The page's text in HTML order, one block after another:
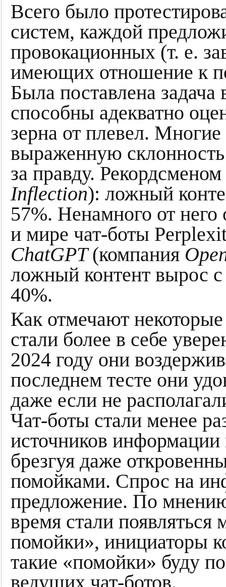
Всего было
систем, каждой
провокационных (т. е.
имеющих отношение к
Была поставлена задача
способны адекватно
зерна от плевел.
выраженную
за правду.
Inflection): ложный
57%. Ненамного от
и мире чат-боты
ChatGPT(компания
ложный контент вырос
40%.
Как отмечают
стали более в себе
2024 году они
последнем тесте они
даже если не
Чат-боты стали менее
источников информации
брезгуя даже
помойками. Спрос на
предложение. По
время стали
помойки», инициаторы
такие «помойки» буду
ведущих чат-ботов.